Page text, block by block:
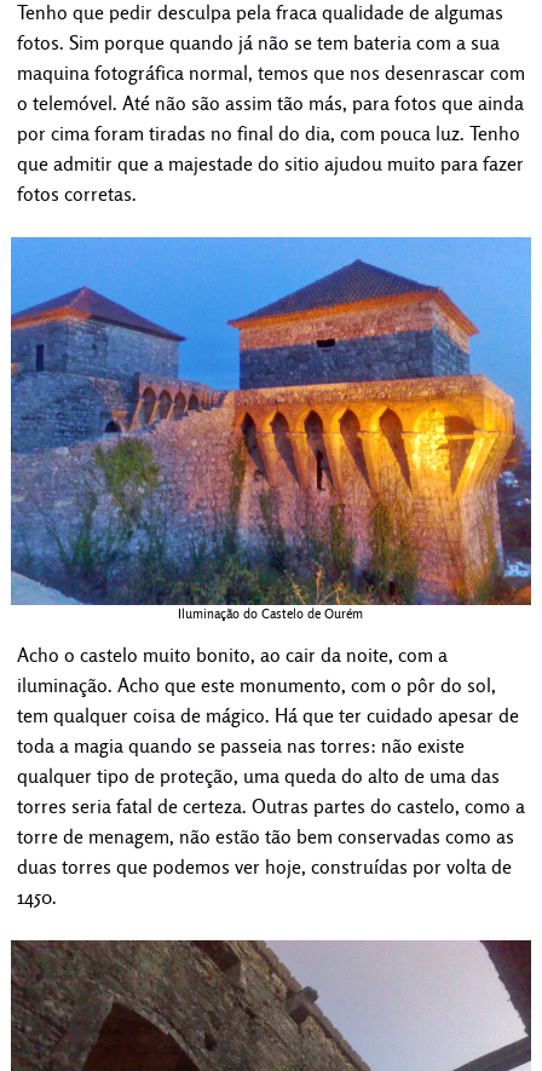
Tenho que pedir desculpa pela fraca qualidade de algumas
fotos. Sim porque quando já não se tem bateria com a sua
maquina fotográfica normal, temos que nos desenrascar com
o telemóvel. Até não são assim tão más, para fotos que ainda
por cima foram tiradas no final do dia, com pouca luz. Tenho
que admitir que a majestade do sitio ajudou muito para fazer
fotos corretas.
Iluminação do Castelo de Ourém
Acho o castelo muito bonito, ao cair da noite, com a
iluminação. Acho que este monumento, com o pôr do sol,
tem qualquer coisa de mágico. Há que ter cuidado apesar de
toda a magia quando se passeia nas torres: não existe
qualquer tipo de proteção, uma queda do alto de uma das
torres seria fatal de certeza. Outras partes do castelo, como a
torre de menagem, não estão tão bem conservadas como as
duas torres que podemos ver hoje, construídas por volta de
1450.